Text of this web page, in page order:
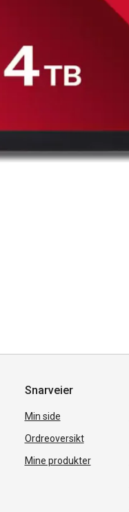
Snarveier
Min side
Ordreoversikt
Mine produkter